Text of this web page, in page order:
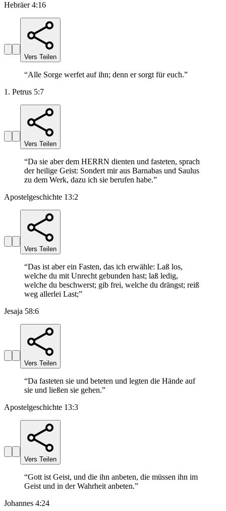
Hebräer 4:16
Vers Teilen
“Alle Sorge werfet auf ihn; denn er sorgt für euch.”
1. Petrus 5:7
Vers Teilen
“Da sie aber dem HERRN dienten und fasteten, sprach
der heilige Geist: Sondert mir aus Barnabas und Saulus
zu dem Werk, dazu ich sie berufen habe.”
Apostelgeschichte 13:2
Vers Teilen
“Das ist aber ein Fasten, das ich erwähle: Laß los,
welche du mit Unrecht gebunden hast; laß ledig,
welche du beschwerst; gib frei, welche du drängst; reiß
weg allerlei Last;”
Jesaja 58:6
Vers Teilen
“Da fasteten sie und beteten und legten die Hände auf
sie und ließen sie gehen.”
Apostelgeschichte 13:3
Vers Teilen
“Gott ist Geist, und die ihn anbeten, die müssen ihn im
Geist und in der Wahrheit anbeten.”
Johannes 4:24